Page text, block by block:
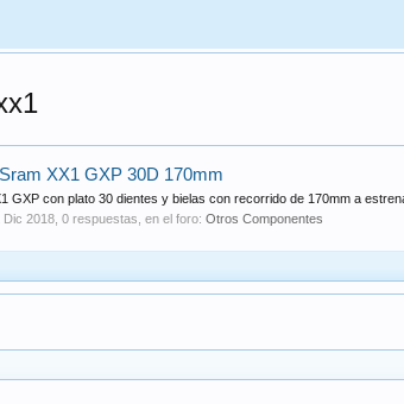
XX1 GXP 30D 170mm
GXP con plato 30 dientes y bielas con recorrido de 170mm a
Dic 2018 , 0 respuestas, en el foro: Otros Componentes